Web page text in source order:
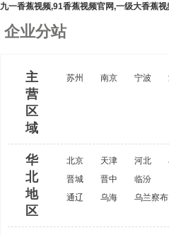
九一香蕉视频,91香蕉视频官网,一级大香蕉
企业分站
主
营
区
域
苏州 南京 宁波
华
北
地
区
北京 天津 河北
晋城
晋中 临汾
通辽
乌海 乌兰察布